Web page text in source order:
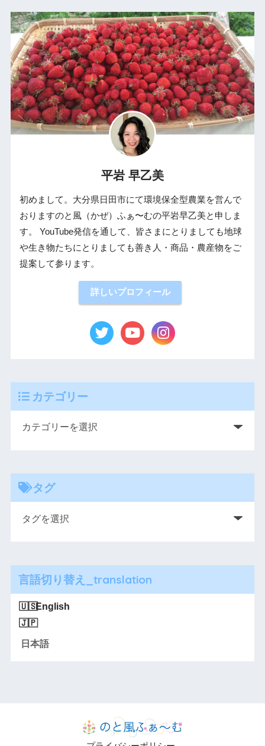
平岩 早乙美
初めまして。大分県日田市にて環境保全型農業を営んで
おりますのと風（かぜ）ふぁ〜むの平岩早乙美と申しま
す。 YouTube発信を通して、皆さまにとりましても地球
や生き物たちにとりましても善き人・商品・農産物をご
提案して参ります。
詳しいプロフィール
カテゴリー
タグ
言語切り替え_translation
English
日本語